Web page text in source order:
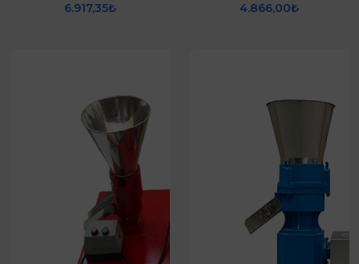
6.917,35₺
4.866,00₺